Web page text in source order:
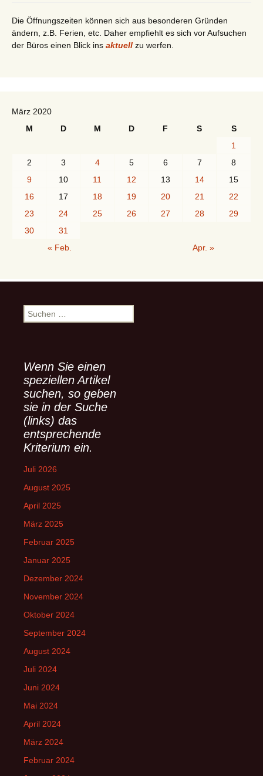
Die Öffnungszeiten können sich aus besonderen Gründen
ändern, z.B. Ferien, etc. Daher empfiehlt es sich vor Aufsuchen
der Büros einen Blick ins aktuell zu werfen.
März 2020
M
D M D F S
S
1
2
3 4 5 6 7
8
9
10 11 12 13 14
15
16
17 18 19 20 21
22
23
24 25 26 27 28
29
30
31
« Feb.
Apr. »
S
u
n
n
a
c
h
:
Wenn Sie einen
speziellen Artikel
suchen, so geben
sie in der Suche
(links) das
entsprechende
Kriterium ein.
Juli 2026
August 2025
April 2025
März 2025
Februar 2025
Januar 2025
Dezember 2024
November 2024
Oktober 2024
September 2024
August 2024
Juli 2024
Juni 2024
Mai 2024
April 2024
März 2024
Februar 2024